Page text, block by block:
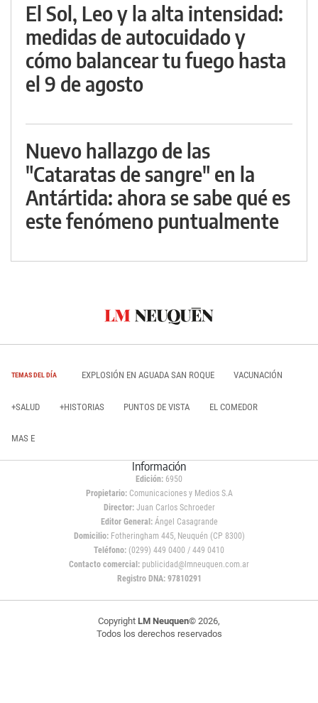
El Sol, Leo y la alta intensidad:
medidas de autocuidado y
cómo balancear tu fuego hasta
el 9 de agosto
Nuevo hallazgo de las
"Cataratas de sangre" en la
Antártida: ahora se sabe qué es
este fenómeno puntualmente
TEMAS DEL DÍA EXPLOSIÓN EN AGUADA SAN ROQUE VACUNACIÓN
+SALUD +HISTORIAS PUNTOS DE VISTA EL COMEDOR
MAS E
Información
Edición: 6950
Propietario:Comunicaciones y Medios S.A
Director: Juan Carlos Schroeder
Editor General:Ángel Casagrande
Domicilio:Fotheringham 445, Neuquén (CP 8300)
Teléfono: (0299) 449 0400 / 449 0410
Contacto comercial: publicidad@lmneuquen.com.ar
Registro DNA: 97810291
Copyright LM Neuquen© 2026,
Todos los derechos reservados